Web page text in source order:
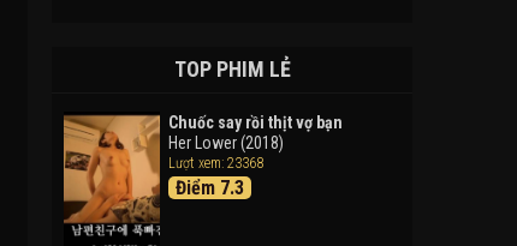
Takas (2024)
Thám Tử Lừng Danh Conan 26:
Tàu Ngầm Sắt Màu Đen
Detective Conan: Black Iron
TOP PHIM LẺ
Chuốc say rồi thịt vợ bạn
Her Lower (2018)
Lượt xem: 23368
Điểm 7.3